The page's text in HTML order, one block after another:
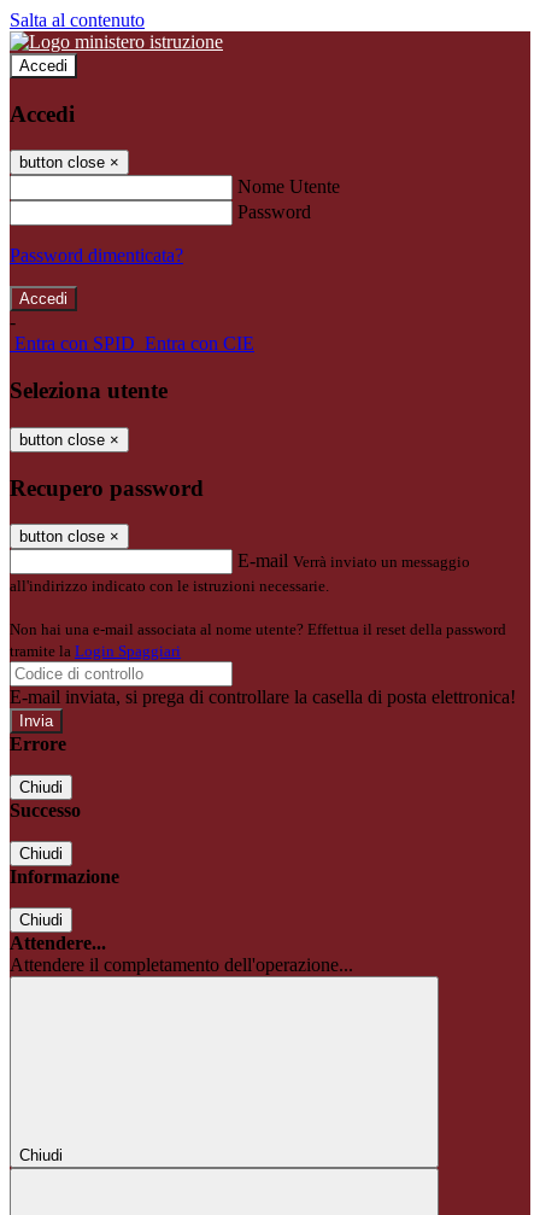
Salta al contenuto
Accedi
Accedi
button close ×
Nome Utente
Password
Password dimenticata?
-
Entra con SPID Entra con CIE
Seleziona utente
button close ×
Recupero password
button close ×
E-mail Verrà inviato un messaggio
all'indirizzo indicato con le istruzioni necessarie.
Non hai una e-mail associata al nome utente? Effettua il reset della password
tramite la Login Spaggiari
E-mail inviata, si prega di controllare la casella di posta elettronica!
Errore
Chiudi
Successo
Chiudi
Informazione
Chiudi
Attendere...
Attendere il completamento dell'operazione...
Chiudi